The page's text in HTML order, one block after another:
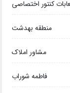
منطقه بهدشت
مشاور املاک
فاطمه شوراب